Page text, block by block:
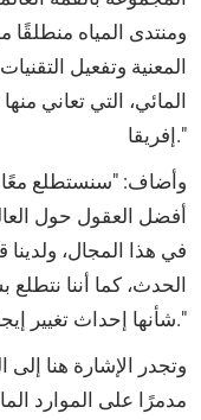
ومنتدى المياه منطلقًا
المعنية وتفعيل
المائي، التي تعاني
إفريقا."
وأضاف: "سنستطلع معًا
أفضل العقول حول
في هذا المجال، ولدينا
الحدث، كما أننا
شأنها إحداث تغيير إيجابي ومستدام على هذا المورد الحيوي."
وتجدر الإشارة هنا إلى
مدمرًا على الموارد